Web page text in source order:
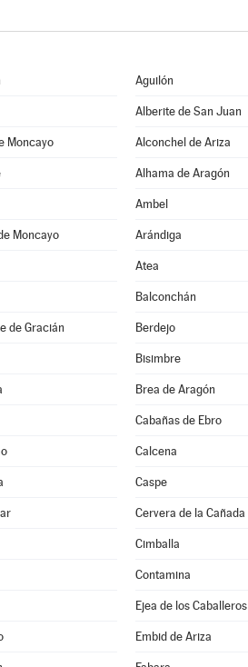
Aguilón
Alberite de San Juan
Moncayo Alconchel de Ariza
Alhama de Aragón
Ambel
Moncayo Arándiga
Atea
Balconchán
de Gracián Berdejo
Bisimbre
Brea de Aragón
Cabañas de Ebro
Calcena
Caspe
Cervera de la Cañada
Cimballa
Contamina
Ejea de los Caballeros
Embid de Ariza